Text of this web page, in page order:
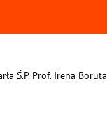
Ś.P. Prof. Irena Boruta